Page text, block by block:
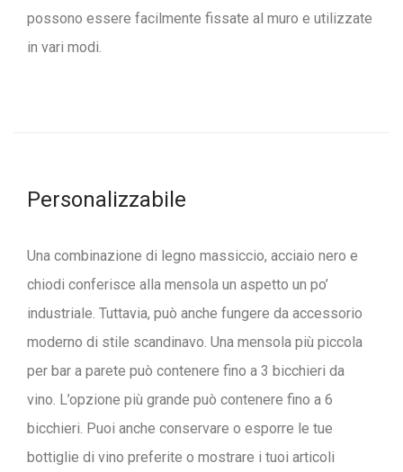
possono essere facilmente fissate al muro e utilizzate
in vari modi.
Personalizzabile
Una combinazione di legno massiccio, acciaio nero e
chiodi conferisce alla mensola un aspetto un po’
industriale. Tuttavia, può anche fungere da accessorio
moderno di stile scandinavo. Una mensola più piccola
per bar a parete può contenere fino a 3 bicchieri da
vino. L’opzione più grande può contenere fino a 6
bicchieri. Puoi anche conservare o esporre le tue
bottiglie di vino preferite o mostrare i tuoi articoli